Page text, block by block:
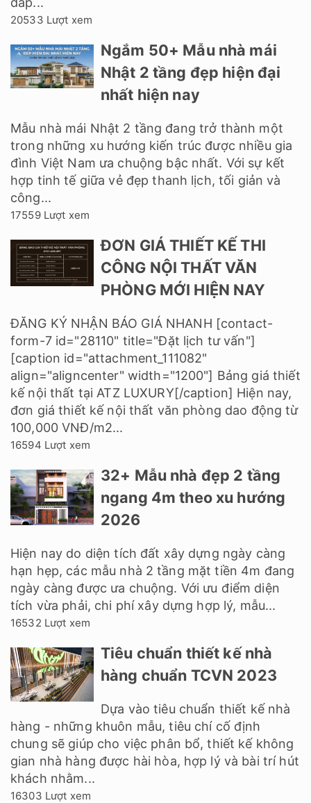
20533 Lượt xem
Ngắm 50+ Mẫu nhà mái
Nhật 2 tầng đẹp hiện đại
nhất hiện nay
Mẫu nhà mái Nhật 2 tầng đang trở thành một
trong những xu hướng kiến trúc được nhiều gia
đình Việt Nam ưa chuộng bậc nhất. Với sự kết
hợp tinh tế giữa vẻ đẹp thanh lịch, tối giản và
công...
17559 Lượt xem
ĐƠN GIÁ THIẾT KẾ THI
CÔNG NỘI THẤT VĂN
PHÒNG MỚI HIỆN NAY
ĐĂNG KÝ NHẬN BÁO GIÁ NHANH [contact-
form-7 id="28110" title="Đặt lịch tư vấn"]
[caption id="attachment_111082"
align="aligncenter" width="1200"] Bảng giá thiết
kế nội thất tại ATZ LUXURY[/caption] Hiện nay,
đơn giá thiết kế nội thất văn phòng dao động từ
100,000 VNĐ/m2...
16594 Lượt xem
32+ Mẫu nhà đẹp 2 tầng
ngang 4m theo xu hướng
2026
Hiện nay do diện tích đất xây dựng ngày càng
hạn hẹp, các mẫu nhà 2 tầng mặt tiền 4m đang
ngày càng được ưa chuộng. Với ưu điểm diện
tích vừa phải, chi phí xây dựng hợp lý, mẫu...
16532 Lượt xem
Tiêu chuẩn thiết kế nhà
hàng chuẩn TCVN 2023
Dựa vào tiêu chuẩn thiết kế nhà
hàng - những khuôn mẫu, tiêu chí cố định
chung sẽ giúp cho việc phân bổ, thiết kế không
gian nhà hàng được hài hòa, hợp lý và bài trí hút
khách nhằm...
16303 Lượt xem